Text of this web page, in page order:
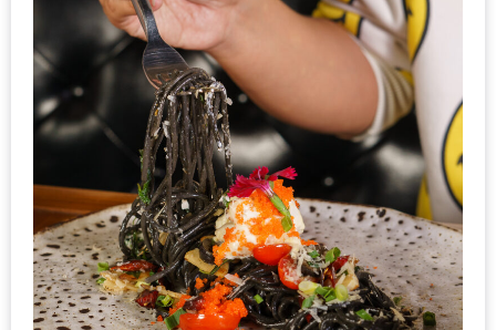
ทั่ว
เชียงใหม่
บาน
ปลาย
อิ่ม
ชิ
ลล์
ไม่
เกิน